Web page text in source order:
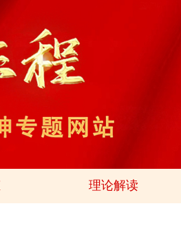
理论解读